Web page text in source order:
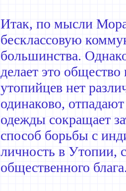
Итак, по мысли
бесклассовую
большинства.
делает это
утопийцев нет
одинаково,
одежды сокращает
способ борьбы с
личность в Утопии,
общественного